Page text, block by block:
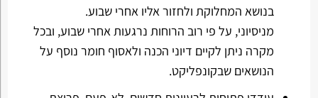
בנושא המחלוקת ולחזור אליו אחרי שבוע.
מניסיוני, על פי רוב הרוחות נרגעות אחרי שבוע, ובכל
מקרה ניתן לקיים דיוני הכנה ולאסוף חומר נוסף על
הנושאים שבקונפליקט.